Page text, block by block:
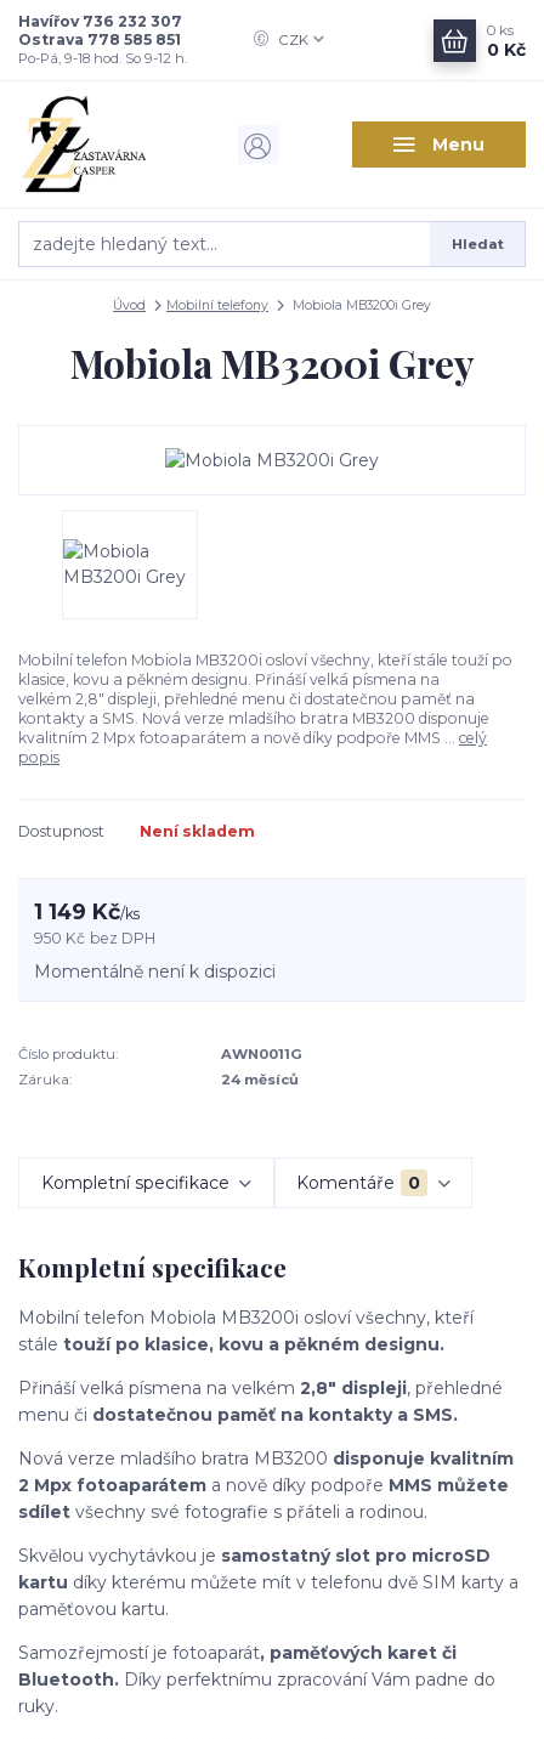
Menu
CZK
Hledat
Havířov 736 232 307
Ostrava 778 585 851
Po-Pá, 9-18 hod. So 9-12 h.
0 ks
0 Kč
Úvod Mobilní telefony Mobiola MB3200i Grey
Mobiola MB3200i Grey
Mobilní telefon Mobiola MB3200i osloví všechny, kteří stále touží po
klasice, kovu a pěkném designu. Přináší velká písmena na
velkém 2,8" displeji, přehledné menu či dostatečnou paměť na
kontakty a SMS. Nová verze mladšího bratra MB3200 disponuje
kvalitním 2 Mpx fotoaparátem a nově díky podpoře MMS ... celý
popis
Dostupnost Není skladem
1 149 Kč/ks
950 Kč bez DPH
Momentálně není k dispozici
Číslo produktu:
AWN0011G
Záruka:
24 měsíců
Kompletní specifikace Komentáře 0
Kompletní specifikace
Mobilní telefon Mobiola MB3200i osloví všechny, kteří
stále touží po klasice, kovu a pěkném designu.
Přináší velká písmena na velkém 2,8" displeji, přehledné
menu či dostatečnou paměť na kontakty a SMS.
Nová verze mladšího bratra MB3200 disponuje kvalitním
2 Mpx fotoaparátem a nově díky podpoře MMS můžete
sdílet všechny své fotografie s přáteli a rodinou.
Skvělou vychytávkou je samostatný slot pro microSD
kartu díky kterému můžete mít v telefonu dvě SIM karty a
paměťovou kartu.
Samozřejmostí je fotoaparát, paměťových karet či
Bluetooth. Díky perfektnímu zpracování Vám padne do
ruky.